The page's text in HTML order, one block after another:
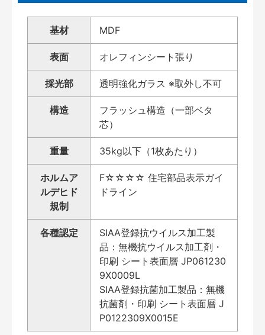
基材 MDF
表面 オレフィンシート張り
採光部 透明強化ガラス ※取外し不可
構造
フラッシュ構造（一部ベタ
芯）
重量 35kg以下（1枚あたり）
ホルムア
ルデヒド
規制
F☆☆☆☆ 住宅部品表示ガイ
ドライン
各種認定
SIAA登録抗ウイルス加工製
品：無機抗ウイルス加工剤・
印刷 シート表面層 JP061230
9X0009L
SIAA登録抗菌加工製品：無機
抗菌剤・印刷 シート表面層 J
P0122309X0015E